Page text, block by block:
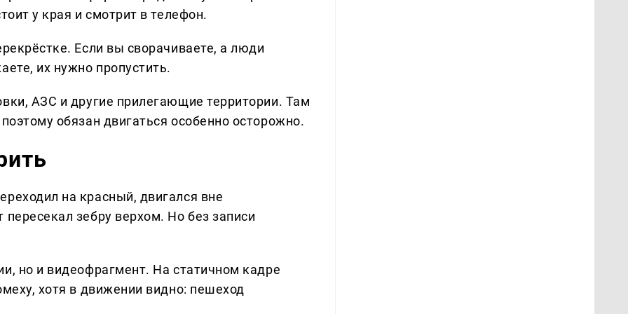
у края и смотрит в телефон.
Если вы сворачиваете, а люди
их нужно пропустить.
АЗС и другие прилегающие территории. Там
обязан двигаться особенно осторожно.
на красный, двигался вне
зебру верхом. Но без записи
но и видеофрагмент. На статичном кадре
хотя в движении видно: пешеход